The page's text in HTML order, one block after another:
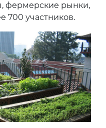
фермерские рынки,
700 участников.